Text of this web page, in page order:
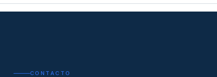
CONTACTO